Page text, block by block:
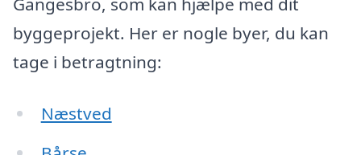
byggeprojekt. Her er nogle byer, du kan
tage i betragtning:
Næstved